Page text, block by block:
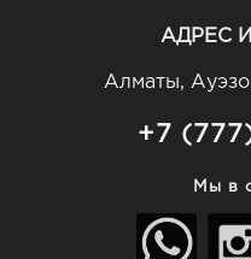
АДРЕС
Алматы,
+7
Мы в